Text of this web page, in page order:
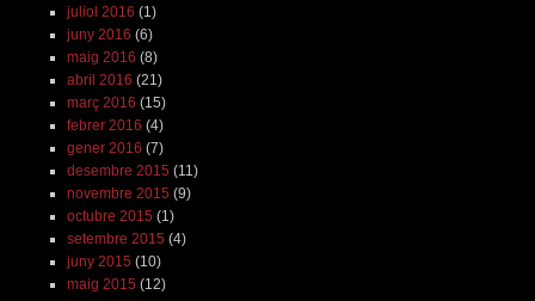
juliol 2016 (1)
juny 2016 (6)
maig 2016 (8)
abril 2016 (21)
març 2016 (15)
febrer 2016 (4)
gener 2016 (7)
desembre 2015 (11)
novembre 2015 (9)
octubre 2015 (1)
setembre 2015 (4)
juny 2015 (10)
maig 2015 (12)